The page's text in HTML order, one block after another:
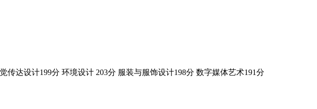
达设计199分 环境设计 203分 服装与服饰设计198分 数字媒体艺术191分